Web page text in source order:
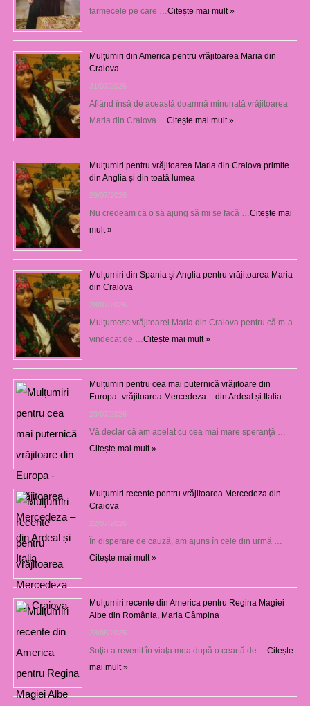
farmecele pe care … Citește mai mult »
Mulţumiri din America pentru vrăjitoarea Maria din
Craiova
31/07/2026
Aflând însă de această doamnă minunată vrăjitoarea
Maria din Craiova … Citește mai mult »
Mulţumiri pentru vrăjitoarea Maria din Craiova primite
din Anglia și din toată lumea
29/07/2026
Nu credeam că o să ajung să mi se facă … Citește mai
mult »
Mulţumiri din Spania şi Anglia pentru vrăjitoarea Maria
din Craiova
28/07/2026
Mulţumesc vrăjitoarei Maria din Craiova pentru că m-a
vindecat de … Citește mai mult »
Mulțumiri pentru cea mai puternică vrăjitoare din
Europa -vrăjitoarea Mercedeza – din Ardeal și Italia
23/07/2026
Vă declar că am apelat cu cea mai mare speranţă …
Citește mai mult »
Mulţumiri recente pentru vrăjitoarea Mercedeza din
Craiova
22/07/2026
În disperare de cauză, am ajuns în cele din urmă …
Citește mai mult »
Mulţumiri recente din America pentru Regina Magiei
Albe din România, Maria Câmpina
23/08/2025
Soţia a revenit în viaţa mea după o ceartă de … Citește
mai mult »